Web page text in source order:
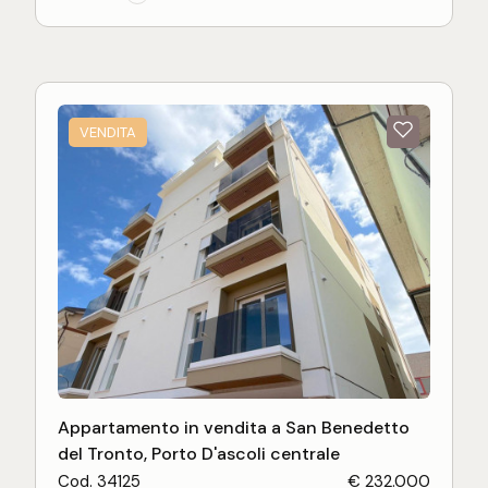
terrazzo con balcone perimetrale che circonda
anni. La veranda sulla terrazza rappresenta una
ulteriore superficie abitabile perfetta per ogni
giorno e rara da trovare nel centro di San
Benedetto del Tronto. Con prezzo da computare
a parte è possibile acquistare una soffitta con
terrazzo al piano terzo, utile come lavanderia o
sala hobby.
VENDITA
Appartamento in vendita a San Benedetto
del Tronto, Porto D'ascoli centrale
Cod. 34125 € 232.000